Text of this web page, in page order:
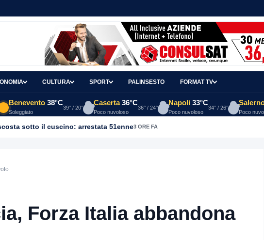
CULTURA SPORT PALINSESTO FORMAT TV
Benevento 38°C
Soleggiato
39° / 20°
Caserta 36°C
Poco nuvoloso
36° / 24°
Napoli 33°C
Poco nuvoloso
34° / 26°
Poco
sotto il cuscino: arrestata 51enne3 ORE FA
Forza Italia abbandona